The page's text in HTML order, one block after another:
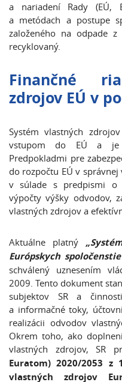
a nariadení Rady (EÚ,
a metódach a postupe
založeného na odpade
recyklovaný.
Finančné
zdrojov EÚ v
Systém vlastných
vstupom do EÚ a je
Predpokladmi pre
do rozpočtu EÚ v
v súlade s predpismi o
výpočty výšky odvodov,
vlastných zdrojov a
Aktuálne platný
Európskych
schválený uznesením
2009. Tento dokument
subjektov SR a
a informačné toky,
realizácii odvodov
Okrem toho, ako
vlastných zdrojov, SR
Euratom) 2020/2053 z
vlastných zdrojov